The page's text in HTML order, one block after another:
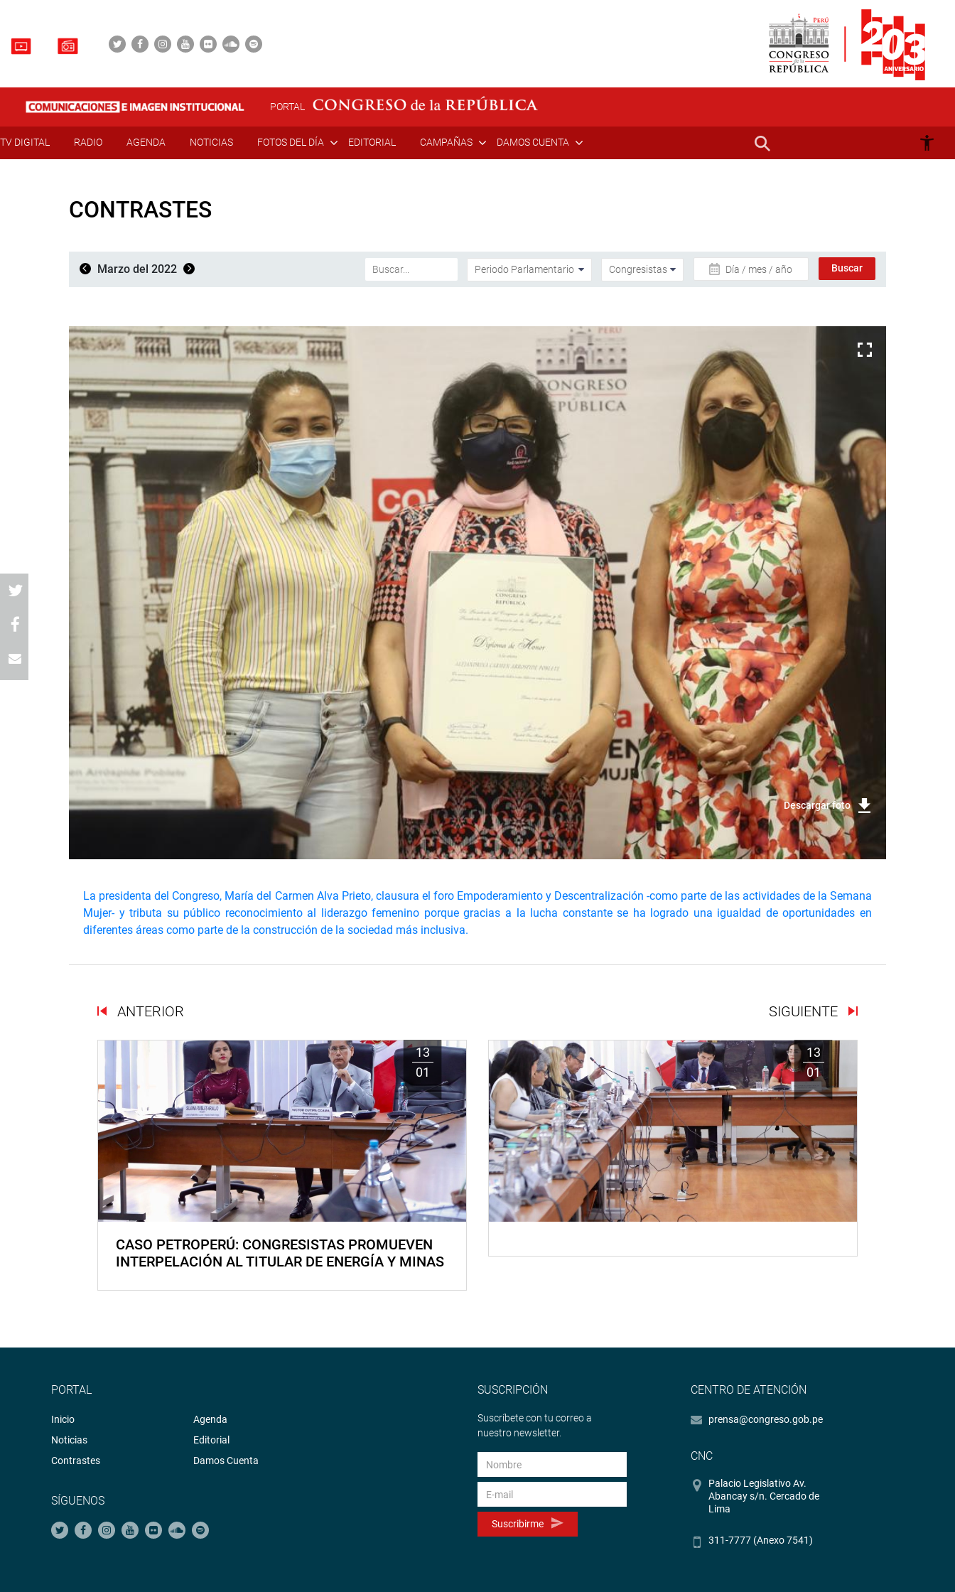
PORTAL
TV DIGITAL RADIO AGENDA NOTICIAS FOTOS DEL DÍA EDITORIAL CAMPAÑAS DAMOS CUENTA
CONTRASTES
Marzo del 2022 Día / mes / año
Descargar foto
La presidenta del Congreso, María del Carmen Alva Prieto, clausura el foro Empoderamiento y Descentralización -como parte de las actividades de la Semana
Mujer- y tributa su público reconocimiento al liderazgo femenino porque gracias a la lucha constante se ha logrado una igualdad de oportunidades en
diferentes áreas como parte de la construcción de la sociedad más inclusiva.
ANTERIOR SIGUIENTE
13
01
CASO PETROPERÚ: CONGRESISTAS PROMUEVEN
INTERPELACIÓN AL TITULAR DE ENERGÍA Y MINAS
13
01
PORTAL
Inicio
Noticias
Contrastes
Agenda
Editorial
Damos Cuenta
SÍGUENOS
SUSCRIPCIÓN
Suscríbete con tu correo a
nuestro newsletter.
Suscribirme
CENTRO DE ATENCIÓN
prensa@congreso.gob.pe
CNC
Palacio Legislativo Av.
Abancay s/n. Cercado de
Lima
311-7777 (Anexo 7541)